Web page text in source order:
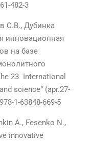
482-3
С.В., Дубинка
инновационная
на базе
23 International
science” (apr.27-
1-63848-669-5
A., Fesenko N.,
innovative